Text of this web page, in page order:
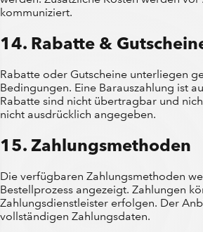
kommuniziert.
14. Rabatte &
Rabatte oder Gutscheine unterliegen
Bedingungen. Eine Barauszahlung ist
Rabatte sind nicht übertragbar und
nicht ausdrücklich angegeben.
15. Zahlungsmethoden
Die verfügbaren Zahlungsmethoden
Bestellprozess angezeigt. Zahlungen
Zahlungsdienstleister erfolgen. Der
vollständigen Zahlungsdaten.